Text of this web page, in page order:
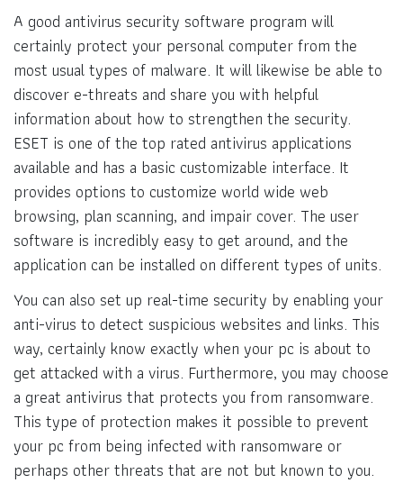
A good antivirus security software program will
certainly protect your personal computer from the
most usual types of malware. It will likewise be able to
discover e-threats and share you with helpful
information about how to strengthen the security.
ESET is one of the top rated antivirus applications
available and has a basic customizable interface. It
provides options to customize world wide web
browsing, plan scanning, and impair cover. The user
software is incredibly easy to get around, and the
application can be installed on different types of units.
You can also set up real-time security by enabling your
anti-virus to detect suspicious websites and links. This
way, certainly know exactly when your pc is about to
get attacked with a virus. Furthermore, you may choose
a great antivirus that protects you from ransomware.
This type of protection makes it possible to prevent
your pc from being infected with ransomware or
perhaps other threats that are not but known to you.